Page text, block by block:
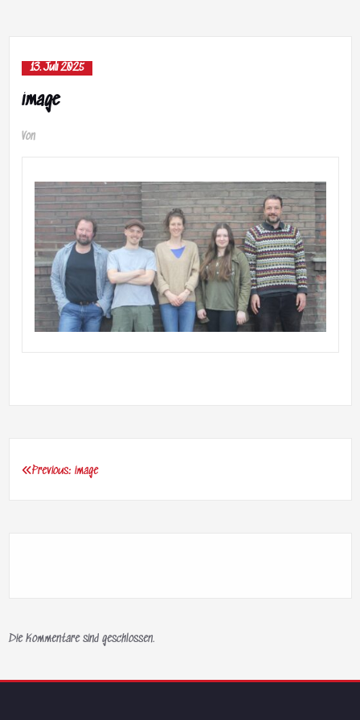
13. Juli 2025
image
Von
Beitragsnavigation
Previous: image
Die Kommentare sind geschlossen.